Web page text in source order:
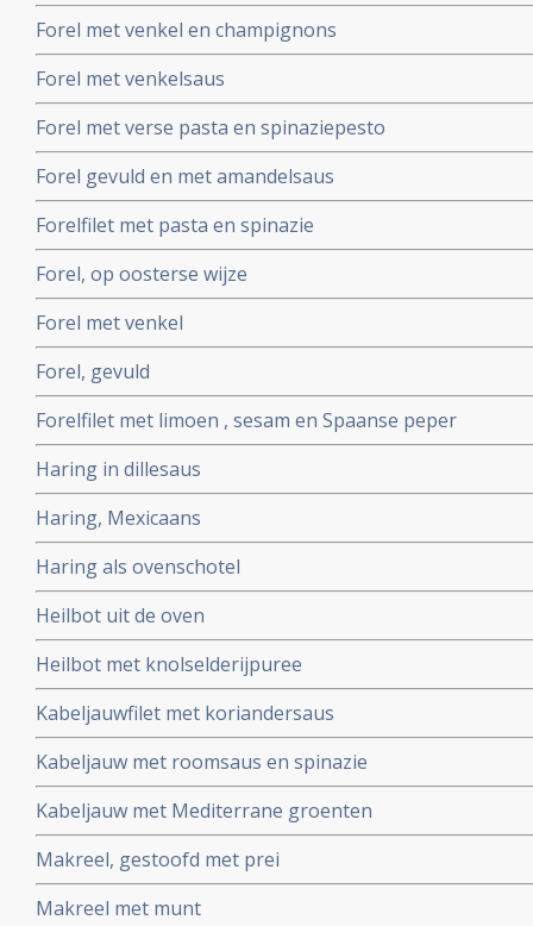
Forel met venkel en champignons
Forel met venkelsaus
Forel met verse pasta en spinaziepesto
Forel gevuld en met amandelsaus
Forelfilet met pasta en spinazie
Forel, op oosterse wijze
Forel met venkel
Forel, gevuld
Forelfilet met limoen , sesam en Spaanse peper
Haring in dillesaus
Haring, Mexicaans
Haring als ovenschotel
Heilbot uit de oven
Heilbot met knolselderijpuree
Kabeljauwfilet met koriandersaus
Kabeljauw met roomsaus en spinazie
Kabeljauw met Mediterrane groenten
Makreel, gestoofd met prei
Makreel met munt